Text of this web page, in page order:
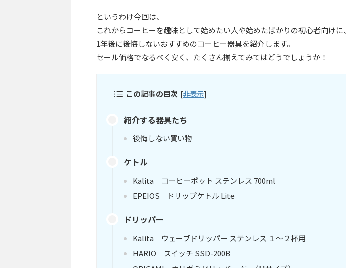
というわけ今回は、
これからコーヒーを趣味として始めたい人や始めたばかりの初心者向けに、
1年後に後悔しないおすすめのコーヒー器具を紹介します。
セール価格でなるべく安く、たくさん揃えてみてはどうでしょうか！
この記事の目次 [非表示]
紹介する器具たち
後悔しない買い物
ケトル
Kalita コーヒーポット ステンレス 700ml
EPEIOS ドリップケトル Lite
ドリッパー
Kalita ウェーブドリッパー ステンレス １～２杯用
HARIO スイッチ SSD-200B